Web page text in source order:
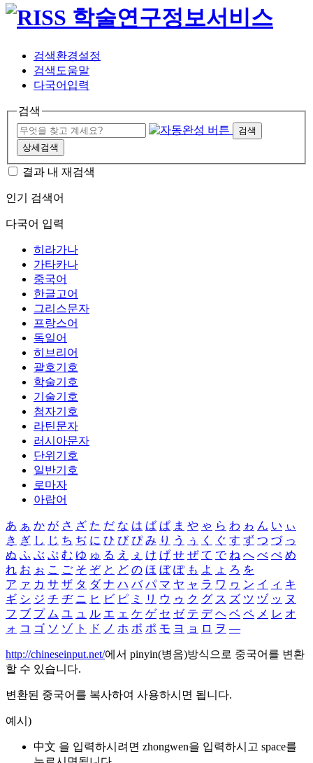
검색환경설정
검색도움말
다국어입력
검색
검색
상세검색
결과 내 재검색
인기 검색어
다국어 입력
히라가나
가타카나
중국어
한글고어
그리스문자
프랑스어
독일어
히브리어
괄호기호
학술기호
기술기호
첨자기호
라틴문자
러시아문자
단위기호
일반기호
로마자
아랍어
あ ぁ か が さ ざ た だ な は ば ぱ ま や ゃ ら わ ゎ ん い ぃ
き ぎ し じ ち ぢ に ひ び ぴ み り う ぅ く ぐ す ず つ づ っ
ぬ ふ ぶ ぷ む ゆ ゅ る え ぇ け げ せ ぜ て で ね へ べ ぺ め
れ お ぉ こ ご そ ぞ と ど の ほ ぼ ぽ も よ ょ ろ を
ア ァ カ サ ザ タ ダ ナ ハ バ パ マ ヤ ャ ラ ワ ヮ ン イ ィ キ
ギ シ ジ チ ヂ ニ ヒ ビ ピ ミ リ ウ ゥ ク グ ス ズ ツ ヅ ッ ヌ
フ ブ プ ム ユ ュ ル エ ェ ケ ゲ セ ゼ テ デ ヘ ベ ペ メ レ オ
ォ コ ゴ ソ ゾ ト ド ノ ホ ボ ポ モ ヨ ョ ロ ヲ ―
http://chineseinput.net/에서 pinyin(병음)방식으로 중국어를 변환
할 수 있습니다.
변환된 중국어를 복사하여 사용하시면 됩니다.
예시)
中文 을 입력하시려면 zhongwen을 입력하시고 space를